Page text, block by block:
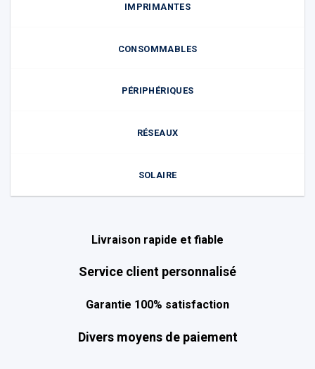
IMPRIMANTES
CONSOMMABLES
PÉRIPHÉRIQUES
RÉSEAUX
SOLAIRE
Livraison rapide et fiable
Service client personnalisé
Garantie 100% satisfaction
Divers moyens de paiement